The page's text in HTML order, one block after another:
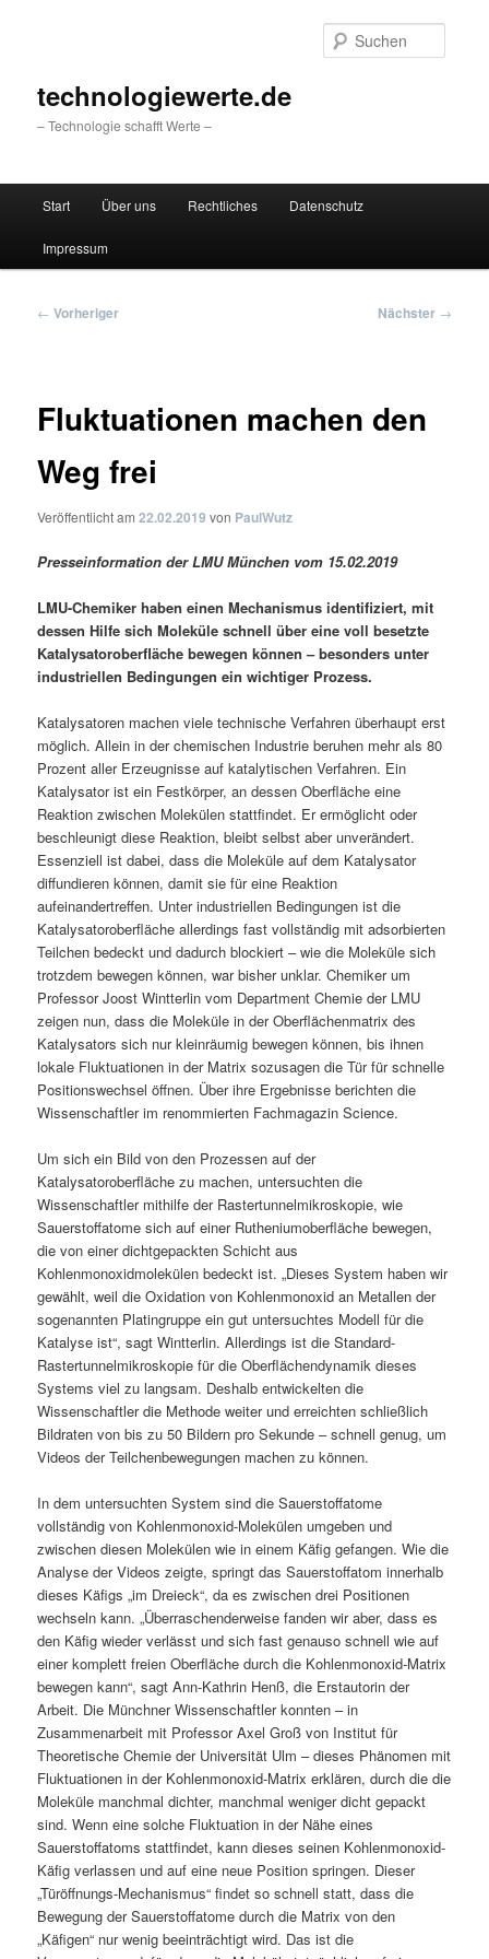
technologiewerte.de
– Technologie schafft Werte –
Start Über uns Rechtliches Datenschutz
Impressum
Beitragsnavigation
← Vorheriger Nächster →
Fluktuationen machen den
Weg frei
Veröffentlicht am22.02.2019 von PaulWutz
Presseinformation der LMU München vom 15.02.2019
LMU-Chemiker haben einen Mechanismus identifiziert, mit
dessen Hilfe sich Moleküle schnell über eine voll besetzte
Katalysatoroberfläche bewegen können – besonders unter
industriellen Bedingungen ein wichtiger Prozess.
Katalysatoren machen viele technische Verfahren überhaupt erst
möglich. Allein in der chemischen Industrie beruhen mehr als 80
Prozent aller Erzeugnisse auf katalytischen Verfahren. Ein
Katalysator ist ein Festkörper, an dessen Oberfläche eine
Reaktion zwischen Molekülen stattfindet. Er ermöglicht oder
beschleunigt diese Reaktion, bleibt selbst aber unverändert.
Essenziell ist dabei, dass die Moleküle auf dem Katalysator
diffundieren können, damit sie für eine Reaktion
aufeinandertreffen. Unter industriellen Bedingungen ist die
Katalysatoroberfläche allerdings fast vollständig mit adsorbierten
Teilchen bedeckt und dadurch blockiert – wie die Moleküle sich
trotzdem bewegen können, war bisher unklar. Chemiker um
Professor Joost Wintterlin vom Department Chemie der LMU
zeigen nun, dass die Moleküle in der Oberflächenmatrix des
Katalysators sich nur kleinräumig bewegen können, bis ihnen
lokale Fluktuationen in der Matrix sozusagen die Tür für schnelle
Positionswechsel öffnen. Über ihre Ergebnisse berichten die
Wissenschaftler im renommierten Fachmagazin Science.
Um sich ein Bild von den Prozessen auf der
Katalysatoroberfläche zu machen, untersuchten die
Wissenschaftler mithilfe der Rastertunnelmikroskopie, wie
Sauerstoffatome sich auf einer Rutheniumoberfläche bewegen,
die von einer dichtgepackten Schicht aus
Kohlenmonoxidmolekülen bedeckt ist. „Dieses System haben wir
gewählt, weil die Oxidation von Kohlenmonoxid an Metallen der
sogenannten Platingruppe ein gut untersuchtes Modell für die
Katalyse ist“, sagt Wintterlin. Allerdings ist die Standard-
Rastertunnelmikroskopie für die Oberflächendynamik dieses
Systems viel zu langsam. Deshalb entwickelten die
Wissenschaftler die Methode weiter und erreichten schließlich
Bildraten von bis zu 50 Bildern pro Sekunde – schnell genug, um
Videos der Teilchenbewegungen machen zu können.
In dem untersuchten System sind die Sauerstoffatome
vollständig von Kohlenmonoxid-Molekülen umgeben und
zwischen diesen Molekülen wie in einem Käfig gefangen. Wie die
Analyse der Videos zeigte, springt das Sauerstoffatom innerhalb
dieses Käfigs „im Dreieck“, da es zwischen drei Positionen
wechseln kann. „Überraschenderweise fanden wir aber, dass es
den Käfig wieder verlässt und sich fast genauso schnell wie auf
einer komplett freien Oberfläche durch die Kohlenmonoxid-Matrix
bewegen kann“, sagt Ann-Kathrin Henß, die Erstautorin der
Arbeit. Die Münchner Wissenschaftler konnten – in
Zusammenarbeit mit Professor Axel Groß von Institut für
Theoretische Chemie der Universität Ulm – dieses Phänomen mit
Fluktuationen in der Kohlenmonoxid-Matrix erklären, durch die die
Moleküle manchmal dichter, manchmal weniger dicht gepackt
sind. Wenn eine solche Fluktuation in der Nähe eines
Sauerstoffatoms stattfindet, kann dieses seinen Kohlenmonoxid-
Käfig verlassen und auf eine neue Position springen. Dieser
„Türöffnungs-Mechanismus“ findet so schnell statt, dass die
Bewegung der Sauerstoffatome durch die Matrix von den
„Käfigen“ nur wenig beeinträchtigt wird. Das ist die